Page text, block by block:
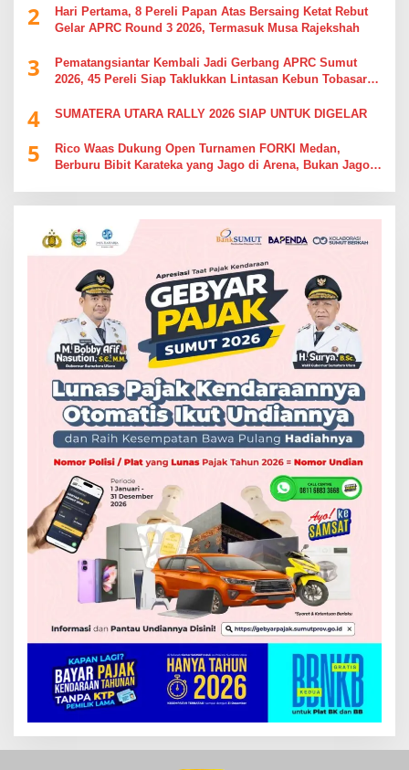
2
Hari Pertama, 8 Pereli Papan Atas Bersaing Ketat Rebut
Gelar APRC Round 3 2026, Termasuk Musa Rajekshah
3
Pematangsiantar Kembali Jadi Gerbang APRC Sumut
2026, 45 Pereli Siap Taklukkan Lintasan Kebun Tobasari
4 SUMATERA UTARA RALLY 2026 SIAP UNTUK DIGELAR
5
Rico Waas Dukung Open Turnamen FORKI Medan,
Berburu Bibit Karateka yang Jago di Arena, Bukan Jago